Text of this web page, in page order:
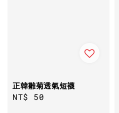
正韓雛菊透氣短襪
Regular
NT$ 50